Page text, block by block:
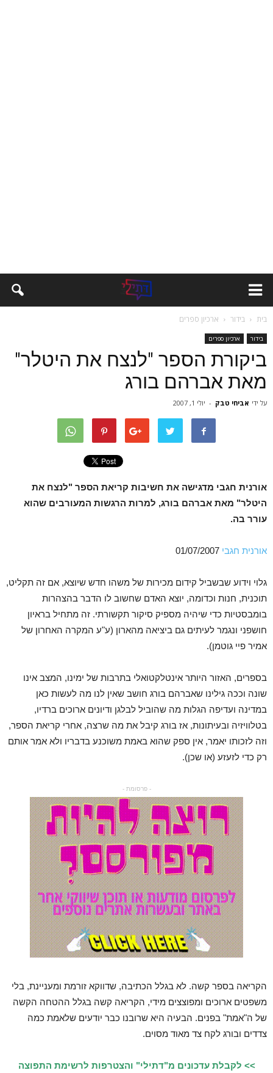
בית בידור ארכיון ספרים
בידור ארכיון ספרים
ביקורת הספר "לנצח את היטלר"
מאת אברהם בורג
על ידי אביחי טבק - יולי 1, 2007
אורנית חגבי מדגישה את חשיבות קריאת הספר "לנצח את
היטלר" מאת אברהם בורג, למרות הרגשות המעורבים שהוא
עורר בה.
אורנית חגבי
גלוי וידוע שבשביל קידום מכירות של משהו חדש שיוצא, אם זה תקליט,
תוכנית, חנות וכדומה, יוצא האדם שחשוב לו הדבר בהצהרות
בומבסטיות כדי שיהיה מספיק סיקור תקשורתי. זה מתחיל בראיון
חושפני ונגמר לעיתים גם ביציאה מהארון (ע"ע המקרה האחרון של
אמיר פיי גוטמן).
בספרים, האזור היותר אינטלקטואלי בתרבות של ימינו, המצב אינו
שונה וככה גילינו שאברהם בורג חושב שאין לנו מה לעשות כאן
במדינה ועדיפה הגלות מה שהוביל לבלגן ודיונים ארוכים ברדיו,
בטלוויזיה ובעיתונות, אז בורג קיבל את מה שרצה, אחרי קריאת הספר,
וזה לזכותו יאמר, אין ספק שהוא באמת משוכנע בדבריו ולא אמר אותם
רק כדי לזעזע (או שכן).
- פרסומת -
הקריאה בספר קשה. לא בגלל הכתיבה, שדווקא זורמת ומעניינת, בלי
משפטים ארוכים ומפוצצים מידי, הקריאה קשה בגלל ההטחה הקשה
של ה"אמת" בפנים. הבעיה היא שרובנו כבר יודעים שלאמת כמה
צדדים ובורג לקח צד מאוד מסוים.
>> לקבלת עדכונים מ"דתילי" והצטרפות לרשימת התפוצה